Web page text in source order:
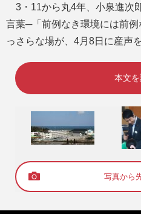
3・11から丸4年、小泉進次
言葉─「前例なき環境には前
っさらな場が、4月8日に産声
本文
写真から